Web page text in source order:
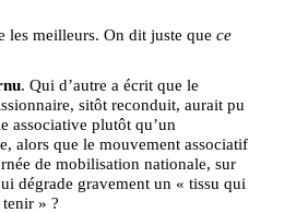
les meilleurs. On dit juste quece
. Qui d’autre a écrit que le
sitôt reconduit, aurait pu
associative plutôt qu’un
alors que le mouvement associatif
de mobilisation nationale, sur
dégrade gravement un « tissu qui
» ?